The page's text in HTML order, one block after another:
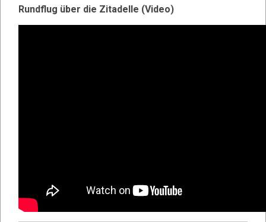
Rundflug über die Zitadelle (Video)